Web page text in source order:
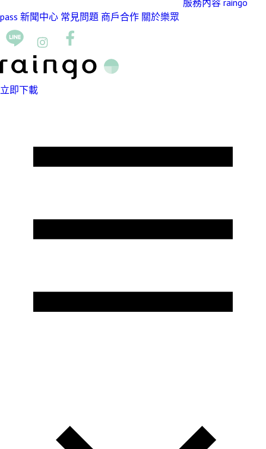
服務內容 raingo
pass 新聞中心 常見問題 商戶合作 關於樂眾
立即下載